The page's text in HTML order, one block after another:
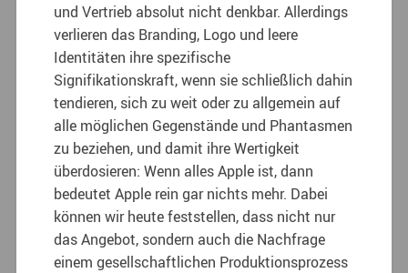
und Vertrieb absolut nicht denkbar. Allerdings
verlieren das Branding, Logo und leere
Identitäten ihre spezifische
Signifikationskraft, wenn sie schließlich dahin
tendieren, sich zu weit oder zu allgemein auf
alle möglichen Gegenstände und Phantasmen
zu beziehen, und damit ihre Wertigkeit
überdosieren: Wenn alles Apple ist, dann
bedeutet Apple rein gar nichts mehr. Dabei
können wir heute feststellen, dass nicht nur
das Angebot, sondern auch die Nachfrage
einem gesellschaftlichen Produktionsprozess